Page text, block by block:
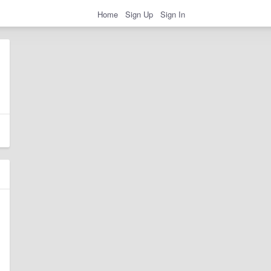
Home Sign Up Sign In